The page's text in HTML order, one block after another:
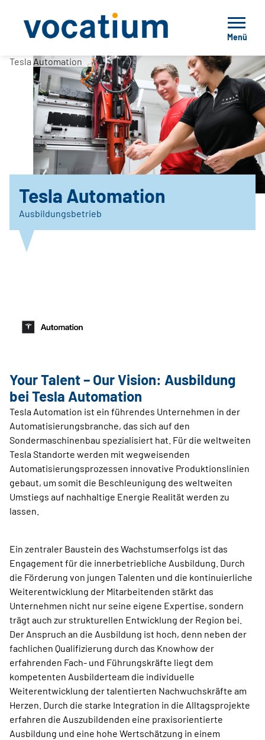
Menü
Tesla Automation
Tesla Automation
Ausbildungsbetrieb
Your Talent – Our Vision: Ausbildung
bei Tesla Automation
Tesla Automation ist ein führendes Unternehmen in der
Automatisierungsbranche, das sich auf den
Sondermaschinenbau spezialisiert hat. Für die weltweiten
Tesla Standorte werden mit wegweisenden
Automatisierungsprozessen innovative Produktionslinien
gebaut, um somit die Beschleunigung des weltweiten
Umstiegs auf nachhaltige Energie Realität werden zu
lassen.
Ein zentraler Baustein des Wachstumserfolgs ist das
Engagement für die innerbetriebliche Ausbildung. Durch
die Förderung von jungen Talenten und die kontinuierliche
Weiterentwicklung der Mitarbeitenden stärkt das
Unternehmen nicht nur seine eigene Expertise, sondern
trägt auch zur strukturellen Entwicklung der Region bei.
Der Anspruch an die Ausbildung ist hoch, denn neben der
fachlichen Qualifizierung durch das Knowhow der
erfahrenden Fach- und Führungskräfte liegt dem
kompetenten Ausbilderteam die individuelle
Weiterentwicklung der talentierten Nachwuchskräfte am
Herzen. Durch die starke Integration in die Alltagsprojekte
erfahren die Auszubildenden eine praxisorientierte
Ausbildung und eine hohe Wertschätzung in einem